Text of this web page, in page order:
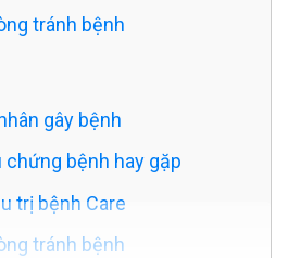
tránh bệnh
gây bệnh
chứng bệnh hay gặp
trị bệnh Care
tránh bệnh